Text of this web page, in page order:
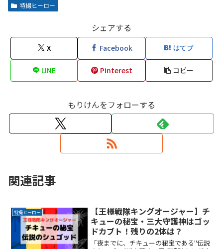
特撮ヒーロー
シェアする
X Facebook はてブ
LINE Pinterest コピー
もりけんをフォローする
関連記事
特撮ヒーロー
【王様戦隊キングオージャー】チ
キューの秘宝・三大守護神はゴッ
ドカブト！残りの2体は？
「夜までに、チキューの秘宝である"伝説